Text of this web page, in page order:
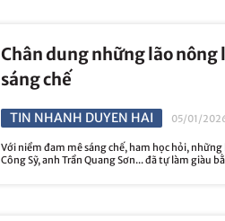
Chân dung những lão
sáng chế
TIN NHANH DUYEN HAI 05/01/
Với niềm đam mê sáng chế, ham học hỏi,
Công Sỹ, anh Trần Quang Sơn... đã tự làm giàu